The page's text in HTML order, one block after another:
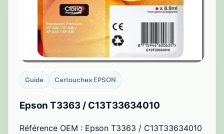
Guide Cartouches EPSON
Epson T3363 / C13T33634010
Référence OEM : Epson T3363 / C13T33634010